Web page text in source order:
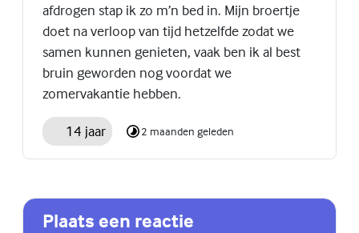
afdrogen stap ik zo m’n bed in. Mijn broertje
doet na verloop van tijd hetzelfde zodat we
samen kunnen genieten, vaak ben ik al best
bruin geworden nog voordat we
zomervakantie hebben.
14 jaar 2 maanden geleden
Plaats een reactie